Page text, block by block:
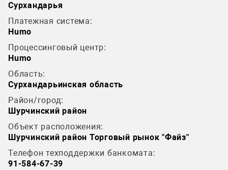
Сурхандарья
Платежная система:
Humo
Процессинговый центр:
Humo
Область:
Сурхандарьинская область
Район/город:
Шурчинский район
Объект расположения:
Шурчинский район Торговый рынок "Файз"
Телефон техподдержки банкомата:
91-584-67-39